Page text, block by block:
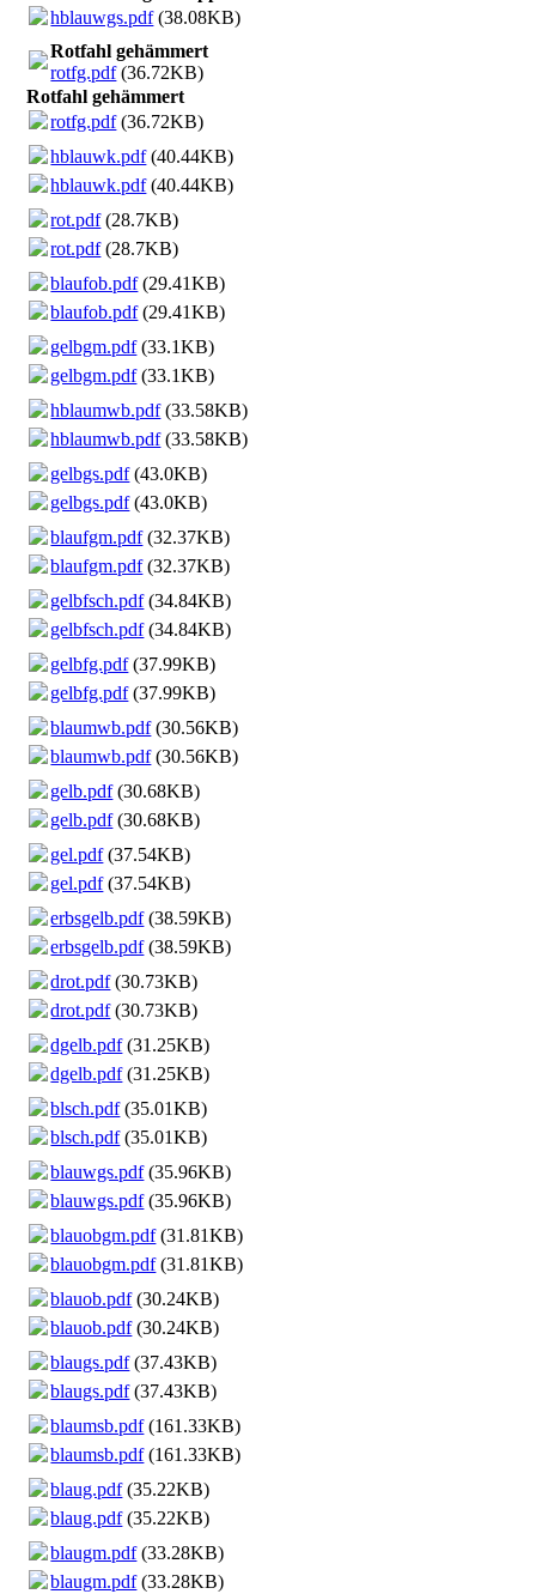
hblauwgs.pdf(38.08KB)
Rotfahl gehämmert
rotfg.pdf(36.72KB)
Rotfahl gehämmert
rotfg.pdf(36.72KB)
hblauwk.pdf(40.44KB)
hblauwk.pdf(40.44KB)
rot.pdf(28.7KB)
rot.pdf(28.7KB)
blaufob.pdf(29.41KB)
blaufob.pdf(29.41KB)
gelbgm.pdf(33.1KB)
gelbgm.pdf(33.1KB)
hblaumwb.pdf(33.58KB)
hblaumwb.pdf(33.58KB)
gelbgs.pdf(43.0KB)
gelbgs.pdf(43.0KB)
blaufgm.pdf(32.37KB)
blaufgm.pdf(32.37KB)
gelbfsch.pdf(34.84KB)
gelbfsch.pdf(34.84KB)
gelbfg.pdf(37.99KB)
gelbfg.pdf(37.99KB)
blaumwb.pdf(30.56KB)
blaumwb.pdf(30.56KB)
gelb.pdf(30.68KB)
gelb.pdf(30.68KB)
gel.pdf(37.54KB)
gel.pdf(37.54KB)
erbsgelb.pdf(38.59KB)
erbsgelb.pdf(38.59KB)
drot.pdf(30.73KB)
drot.pdf(30.73KB)
dgelb.pdf(31.25KB)
dgelb.pdf(31.25KB)
blsch.pdf(35.01KB)
blsch.pdf(35.01KB)
blauwgs.pdf(35.96KB)
blauwgs.pdf(35.96KB)
blauobgm.pdf(31.81KB)
blauobgm.pdf(31.81KB)
blauob.pdf(30.24KB)
blauob.pdf(30.24KB)
blaugs.pdf(37.43KB)
blaugs.pdf(37.43KB)
blaumsb.pdf(161.33KB)
blaumsb.pdf(161.33KB)
blaug.pdf(35.22KB)
blaug.pdf(35.22KB)
blaugm.pdf(33.28KB)
blaugm.pdf(33.28KB)